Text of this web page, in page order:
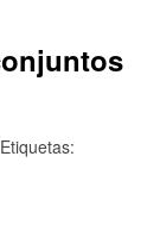
Etiquetas: